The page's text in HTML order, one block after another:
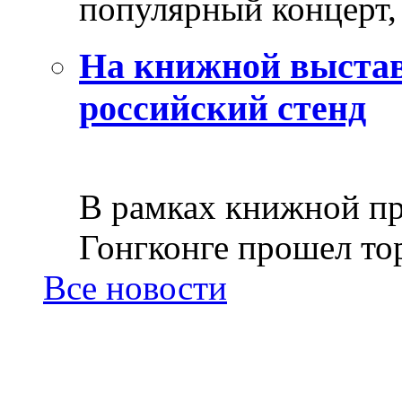
популярный
На книжной
российский стенд
В рамках книжной
Гонгконге прошел
Все новости